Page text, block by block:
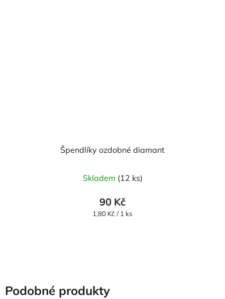
Špendlíky ozdobné diamant
Skladem (12 ks)
90 Kč
Měrná
1,80 Kč / 1 ks
Podobné produkty